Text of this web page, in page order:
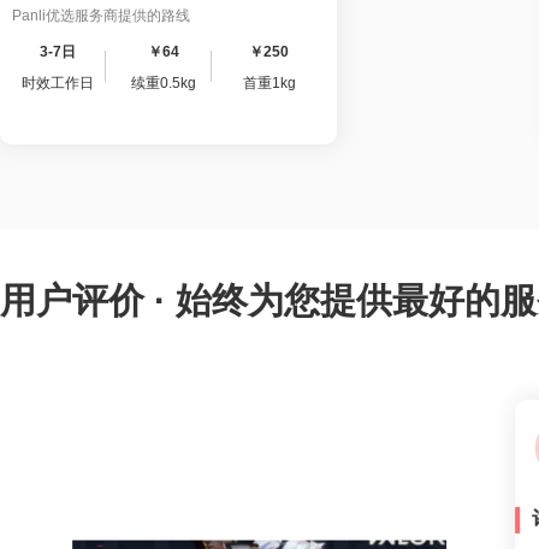
Panli优选服务商提供的路线
3-7日
时效工作日
￥64
续重0.5kg
￥250
首重1kg
用户评价 · 始终为您提供最好的